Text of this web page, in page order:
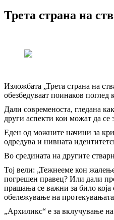
Трета страна на
Изложбата „Трета страна на
обезбедуваат поинаков поглед
Дали современоста, гледана
други аспекти кои можат да
Еден од можните начини за
одредува и нивната
Во средината на другите
Тој вели: „Тежнееме кон
погрешен правец? Или дали
прашања се важни за било која
обележување на
„Архиликс“ е за вклучување